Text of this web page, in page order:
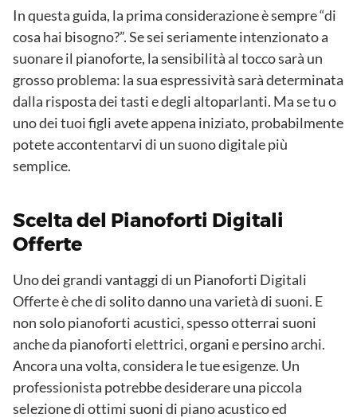
In questa guida, la prima considerazione è sempre “di
cosa hai bisogno?”. Se sei seriamente intenzionato a
suonare il pianoforte, la sensibilità al tocco sarà un
grosso problema: la sua espressività sarà determinata
dalla risposta dei tasti e degli altoparlanti. Ma se tu o
uno dei tuoi figli avete appena iniziato, probabilmente
potete accontentarvi di un suono digitale più
semplice.
Scelta del Pianoforti Digitali
Offerte
Uno dei grandi vantaggi di un Pianoforti Digitali
Offerte è che di solito danno una varietà di suoni. E
non solo pianoforti acustici, spesso otterrai suoni
anche da pianoforti elettrici, organi e persino archi.
Ancora una volta, considera le tue esigenze. Un
professionista potrebbe desiderare una piccola
selezione di ottimi suoni di piano acustico ed